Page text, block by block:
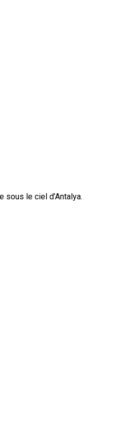
sous le ciel d’Antalya.